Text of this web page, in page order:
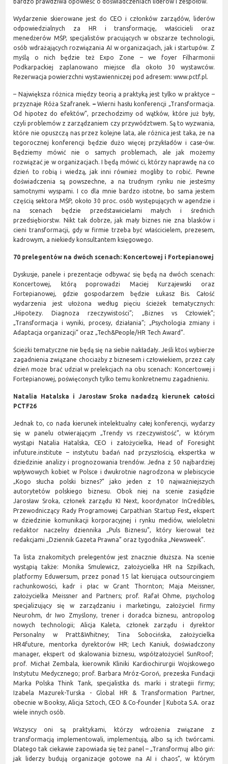
Wydarzenie skierowane jest do CEO i członków zarządów, liderów
odpowiedzialnych za HR i transformację, właścicieli oraz
menedżerów MŚP, specjalistów pracujących w obszarze technologii,
osób wdrażających rozwiązania AI w organizacjach, jak i startupów. Z
myślą o nich będzie też Expo Zone – we foyer Filharmonii
Podkarpackiej zaplanowano miejsce dla około 30 wystawców.
Rezerwacja powierzchni wystawienniczej pod adresem: www.pctf.pl.
– Największa różnica między teorią a praktyką jest tylko w praktyce –
przyznaje Róża Szafranek. –Wierni hasłu konferencji „Transformacja.
Od hipotez do efektów”, przechodzimy od wątków, które już były,
czyli problemów z zarządzaniem czy przywództwem. Są to wyzwania,
które nie opuszczą nas przez kolejne lata, ale różnica jest taka, że na
tegorocznej konferencji będzie dużo więcej przykładów i case-ów.
Będziemy mówić nie o samych problemach, ale jak możemy
rozwiązać je w organizacjach. I będą mówić ci, którzy naprawdę na co
dzień to robią i wiedzą, jak inni również mogliby to robić. Pewne
doświadczenia są powszechne, a na trudnym rynku nie jesteśmy
samotnymi wyspami. I co dla mnie bardzo istotne, bo sama jestem
częścią sektora MŚP, około 30 proc. osób występujących w agendzie i
na scenach będzie przedstawicielami małych i średnich
przedsiębiorstw. Nikt tak dobrze, jak mały biznes nie zna blasków i
cieni transformacji, gdy w firmie trzeba być właścicielem, prezesem,
kadrowym, a niekiedy konsultantem księgowego.
70 prelegentów na dwóch scenach: Koncertowej i Fortepianowej
Dyskusje, panele i prezentacje odbywać się będą na dwóch scenach:
Koncertowej, którą poprowadzi Maciej Kurzajewski oraz
Fortepianowej, gdzie gospodarzem będzie Łukasz Bis. Całość
wydarzenia jest ułożona według pięciu ścieżek tematycznych:
„Hipotezy. Diagnoza rzeczywistości”; „Biznes vs Człowiek”;
„Transformacja i wyniki, procesy, działania”; „Psychologia zmiany i
Adaptacja organizacji” oraz „Tech&People/HR Tech Award”.
Ścieżki tematyczne nie będą się na siebie nakładały. Jeśli ktoś wybierze
zagadnienia związane chociażby z biznesem i człowiekiem, przez cały
dzień może brać udział w prelekcjach na obu scenach: Koncertowej i
Fortepianowej, poświęconych tylko temu konkretnemu zagadnieniu.
Natalia Hatalska i Jarosław Sroka nadadzą kierunek całości
PCTF26
Jednak to, co nada kierunek intelektualny całej konferencji, wydarzy
się w panelu otwierającym „Trendy vs rzeczywistość”, w którym
wystąpi Natalia Hatalska, CEO i założycielka, Head of Foresight
infuture.institute – instytutu badań nad przyszłością, ekspertka w
dziedzinie analizy i prognozowania trendów. Jedna z 50 najbardziej
wpływowych kobiet w Polsce i dwukrotnie nagrodzona w plebiscycie
„Kogo słucha polski biznes?” jako jeden z 10 najważniejszych
autorytetów polskiego biznesu. Obok niej na scenie zasiądzie
Jarosław Sroka, członek zarządu KI Next, koordynator InCredibles,
Przewodniczący Rady Programowej Carpathian Startup Fest, ekspert
w dziedzinie komunikacji korporacyjnej i rynku mediów, wieloletni
redaktor naczelny dziennika „Puls Biznesu”, który kierował też
redakcjami „Dziennik Gazeta Prawna” oraz tygodnika „Newsweek”.
Ta lista znakomitych prelegentów jest znacznie dłuższa. Na scenie
wystąpią także: Monika Smulewicz, założycielka HR na Szpilkach,
platformy Eduwersum, przez ponad 15 lat kierująca outsourcingiem
rachunkowości, kadr i płac w Grant Thornton; Maja Meissner,
założycielka Meissner and Partners; prof. Rafał Ohme, psycholog
specjalizujący się w zarządzaniu i marketingu, założyciel firmy
Neurohm, dr Iwo Zmyślony, trener i doradca biznesu, antropolog
nowych technologii; Alicja Kaleta, członek zarządu i dyrektor
Personalny w Pratt&Whitney; Tina Sobocińska, założycielka
HR4future, mentorka dyrektorów HR; Lech Kaniuk, doświadczony
manager, ekspert od skalowania biznesu, współzałożyciel SunRoof;
prof. Michał Zembala, kierownik Kliniki Kardiochirurgii Wojskowego
Instytutu Medycznego; prof. Barbara Mróz-Goroń, prezeska Fundacji
Marka Polska Think Tank, specjalistka ds. marki i strategii firmy;
Izabela Mazurek-Turska - Global HR & Transformation Partner,
obecnie w Booksy, Alicja Sztoch, CEO & Co-founder | Kubota S.A. oraz
wiele innych osób.
Wszyscy oni są praktykami, którzy wdrożenia związane z
transformacją implementowali, implementują, albo są ich twórcami.
Dlatego tak ciekawie zapowiada się też panel – „Transformuj albo giń:
jak liderzy budują organizacje gotowe na AI i chaos”, w którym